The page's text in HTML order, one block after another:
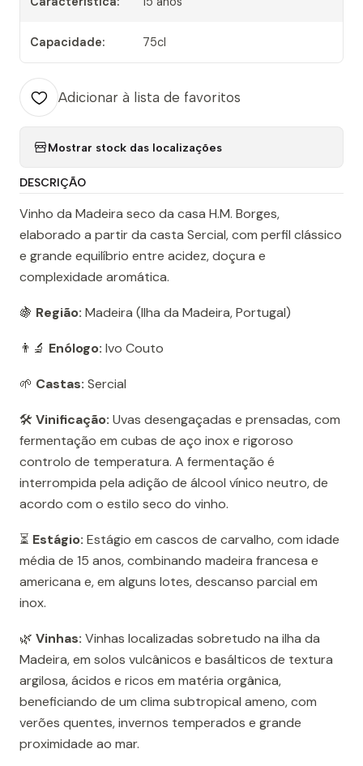
Capacidade: 75cl
Adicionar à lista de favoritos
Mostrar stock das localizações
DESCRIÇÃO
Vinho da Madeira seco da casa H.M. Borges,
elaborado a partir da casta Sercial, com perfil clássico
e grande equilíbrio entre acidez, doçura e
complexidade aromática.
🍇 Região: Madeira (Ilha da Madeira, Portugal)
👨‍🔬 Enólogo: Ivo Couto
🌱 Castas: Sercial
🛠️ Vinificação: Uvas desengaçadas e prensadas, com
fermentação em cubas de aço inox e rigoroso
controlo de temperatura. A fermentação é
interrompida pela adição de álcool vínico neutro, de
acordo com o estilo seco do vinho.
⏳ Estágio: Estágio em cascos de carvalho, com idade
média de 15 anos, combinando madeira francesa e
americana e, em alguns lotes, descanso parcial em
inox.
🌿 Vinhas: Vinhas localizadas sobretudo na ilha da
Madeira, em solos vulcânicos e basálticos de textura
argilosa, ácidos e ricos em matéria orgânica,
beneficiando de um clima subtropical ameno, com
verões quentes, invernos temperados e grande
proximidade ao mar.